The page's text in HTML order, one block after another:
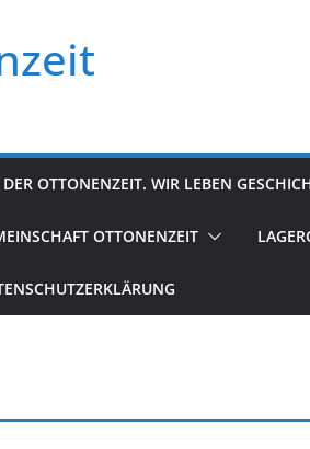
OTTONENZEIT. WIR LEBEN
OTTONENZEIT